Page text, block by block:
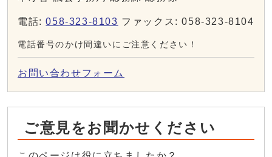
電話:058-323-8103 ファックス: 058-323-8104
電話番号のかけ間違いにご注意ください！
お問い合わせフォーム
ご意見をお聞かせください